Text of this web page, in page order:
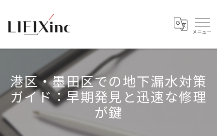
港区・墨田区での地下漏水対策
ガイド：早期発見と迅速な修理
が鍵